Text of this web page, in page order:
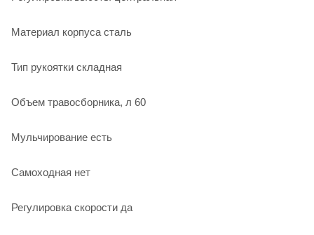
Материал корпуса сталь
Тип рукоятки склад­ная
Объем травосборника, л 60
Мульчирование есть
Самоходная нет
Регулировка скорости да